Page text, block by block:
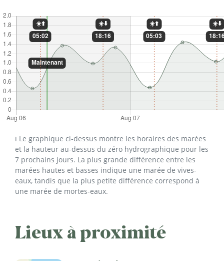
ℹ️ Le graphique ci-dessus montre les horaires des marées
et la hauteur au-dessus du zéro hydrographique pour les
7 prochains jours. La plus grande différence entre les
marées hautes et basses indique une marée de vives-
eaux, tandis que la plus petite différence correspond à
une marée de mortes-eaux.
Lieux à proximité